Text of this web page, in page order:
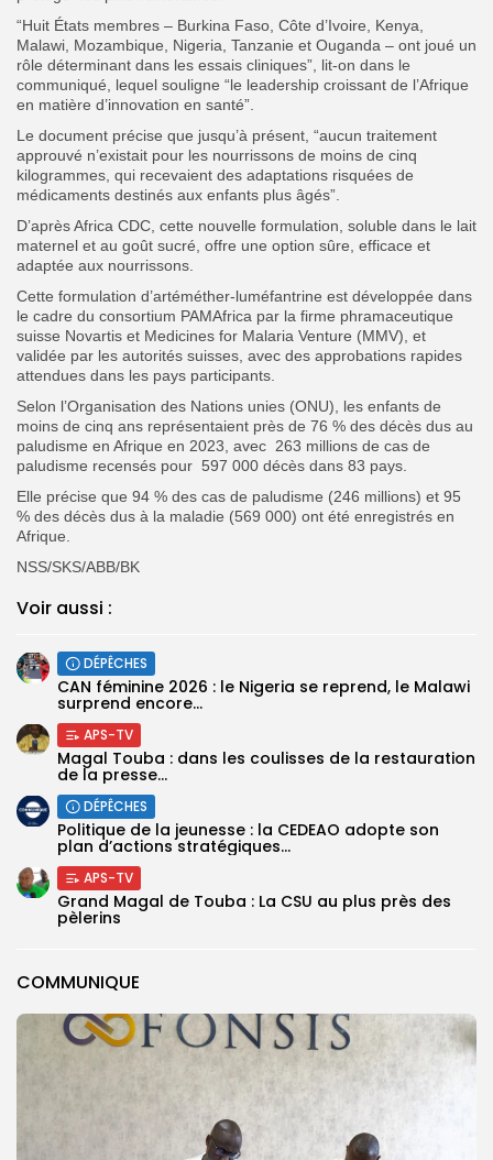
COMMUNIQUE
“Huit États membres – Burkina Faso, Côte d’Ivoire, Kenya,
Malawi, Mozambique, Nigeria, Tanzanie et Ouganda – ont joué un
rôle déterminant dans les essais cliniques”, lit-on dans le
communiqué, lequel souligne “le leadership croissant de l’Afrique
en matière d’innovation en santé”.
Le document précise que jusqu’à présent, “aucun traitement
approuvé n’existait pour les nourrissons de moins de cinq
kilogrammes, qui recevaient des adaptations risquées de
médicaments destinés aux enfants plus âgés”.
D’après Africa CDC, cette nouvelle formulation, soluble dans le lait
maternel et au goût sucré, offre une option sûre, efficace et
adaptée aux nourrissons.
Cette formulation d’artéméther-luméfantrine est développée dans
le cadre du consortium PAMAfrica par la firme phramaceutique
suisse Novartis et Medicines for Malaria Venture (MMV), et
validée par les autorités suisses, avec des approbations rapides
attendues dans les pays participants.
Selon l’Organisation des Nations unies (ONU), les enfants de
moins de cinq ans représentaient près de 76 % des décès dus au
paludisme en Afrique en 2023, avec 263 millions de cas de
paludisme recensés pour 597 000 décès dans 83 pays.
Elle précise que 94 % des cas de paludisme (246 millions) et 95
% des décès dus à la maladie (569 000) ont été enregistrés en
Afrique.
NSS/SKS/ABB/BK
Voir aussi :
DÉPÊCHES
‎CAN féminine 2026 : le Nigeria se reprend, le Malawi
surprend encore...
APS-TV
Magal Touba : dans les coulisses de la restauration
de la presse...
DÉPÊCHES
Politique de la jeunesse : la CEDEAO adopte son
plan d’actions stratégiques...
APS-TV
Grand Magal de Touba : La CSU au plus près des
pèlerins